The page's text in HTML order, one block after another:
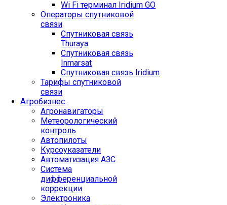
Wi Fi терминал Iridium GO
Операторы спутниковой
связи
Спутниковая связь
Thuraya
Спутниковая связь
Inmarsat
Спутниковая связь Iridium
Тарифы спутниковой
связи
Агробизнес
Агронавигаторы
Метеорологический
контроль
Автопилоты
Курсоуказатели
Автоматизация АЗС
Система
дифференциальной
коррекции
Электроника